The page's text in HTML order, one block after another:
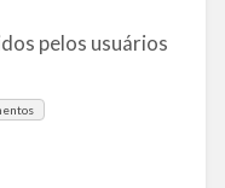
pelos usuários